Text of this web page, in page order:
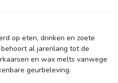
op eten, drinken en zoete
al jarenlang tot de
en wax melts vanwege
geurbeleving.